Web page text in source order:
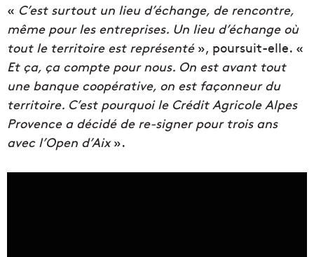
« C’est surtout un lieu d’échange, de rencontre,
même pour les entreprises. Un lieu d’échange où
tout le territoire est représenté », poursuit-elle. «
Et ça, ça compte pour nous. On est avant tout
une banque coopérative, on est façonneur du
territoire. C’est pourquoi le Crédit Agricole Alpes
Provence a décidé de re-signer pour trois ans
avec l’Open d’Aix».